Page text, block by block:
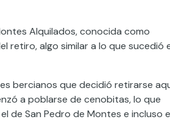
Alquilados, conocida como
retiro, algo similar a lo que sucedió
bercianos que decidió retirarse
a poblarse de cenobitas, lo que
de San Pedro de Montes e incluso